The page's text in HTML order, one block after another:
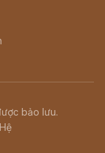
bảo lưu.